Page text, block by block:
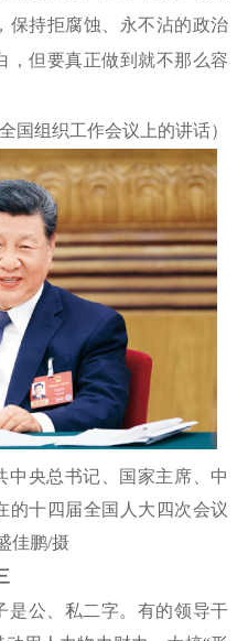
保持拒腐蚀、永不沾的政治
，但要真正做到就不那么容
国组织工作会议上的讲话）
中央总书记、国家主席、中
的十四届全国人大四次会议
佳鹏/摄
是公、私二字。有的领导干